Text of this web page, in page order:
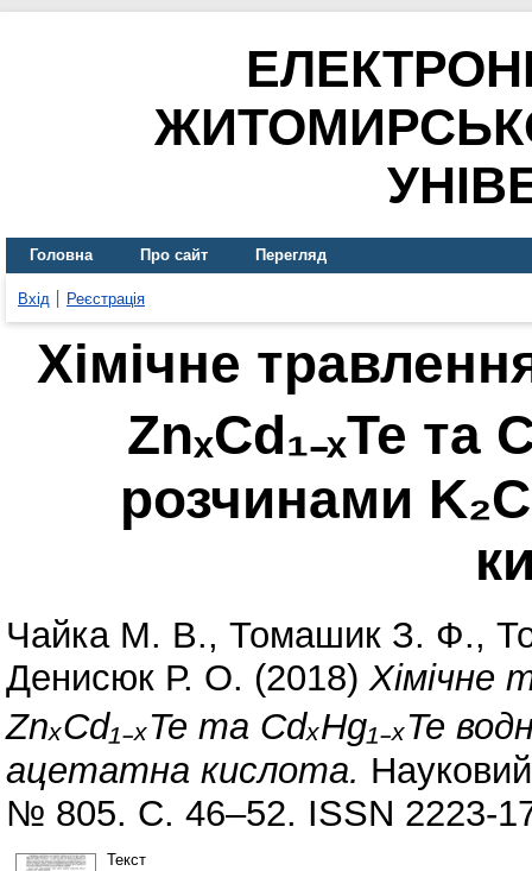
Головна Про сайт Перегляд
Вхід Реєстрація
Хімічне
ZnₓCd₁₋ₓTe та
розчинами
Чайка М. В., Томашик З. Ф.,
Денисюк Р. О. (2018)Хімічне
ZnₓCd₁₋ₓTe та CdₓHg₁₋ₓTe
ацетатна кислота.
№ 805. С. 46–52. ISSN 2223-
Текст